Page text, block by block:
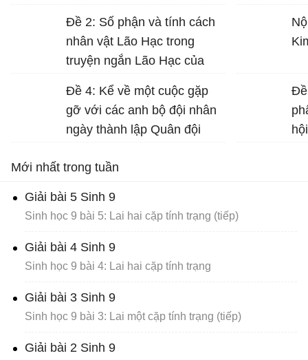
Đề 2: Số phận và tính cách
nhân vật Lão Hạc trong
truyện ngắn Lão Hạc của
Đề 4: Kể về một cuộc gặp
gỡ với các anh bộ đội nhân
ngày thành lập Quân đội
Đề
Mới nhất trong tuần
Giải bài 5 Sinh 9
Sinh học 9 bài 5: Lai hai cặp tính trạng (tiếp)
Giải bài 4 Sinh 9
Sinh học 9 bài 4: Lai hai cặp tính trạng
Giải bài 3 Sinh 9
Sinh học 9 bài 3: Lai một cặp tính trạng (tiếp)
Giải bài 2 Sinh 9